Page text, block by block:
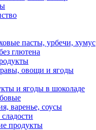
пасты, урбечи, хумус
глютена
овощи и ягоды
и ягоды в шоколаде
варенье, соусы
продукты